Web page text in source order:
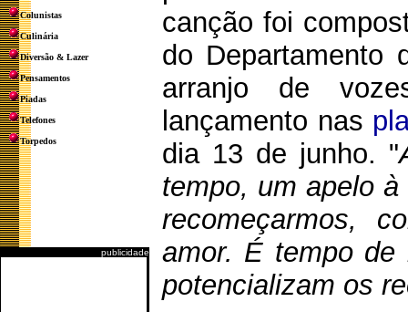
Colunistas
Culinária
Diversão & Lazer
Pensamentos
Piadas
Telefones
Torpedos
publicidade
canção foi
do Departamento
arranjo de
lançamento nas
dia 13 de junho. "
tempo, um apelo
recomeçarmos,
amor. É tempo de
potencializam os